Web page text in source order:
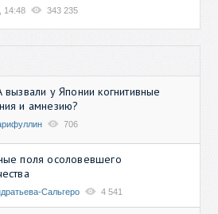
14:48 343 235
у Японии когнитивные
и амнезию?
706
поля осоловевшего
Сальгеро 4 541